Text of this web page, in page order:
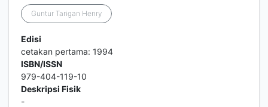
Guntur Tarigan Henry
Edisi
cetakan pertama: 1994
ISBN/ISSN
979-404-119-10
Deskripsi Fisik
-